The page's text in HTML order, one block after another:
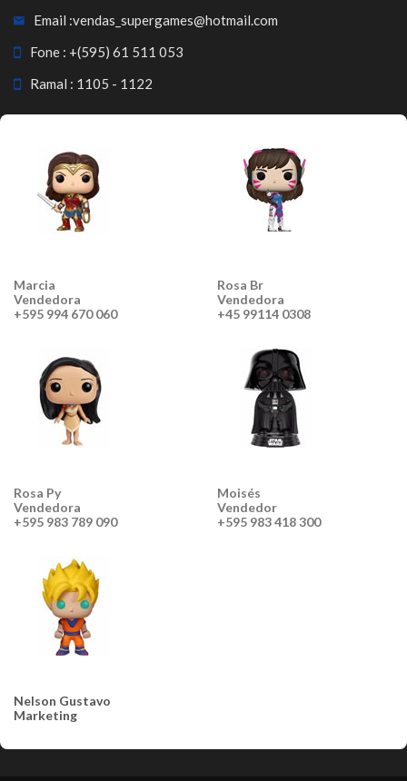
Email :vendas_supergames@hotmail.com
Fone : +(595) 61 511 053
Ramal : 1105 - 1122
Marcia
Vendedora
+595 994 670 060
Rosa Br
Vendedora
+45 99114 0308
Rosa Py
Vendedora
+595 983 789 090
Moisés
Vendedor
+595 983 418 300
Nelson Gustavo
Marketing